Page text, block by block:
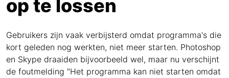
op te lossen
Gebruikers zijn vaak verbijsterd omdat programma's die
kort geleden nog werkten, niet meer starten. Photoshop
en Skype draaiden bijvoorbeeld wel, maar nu verschijnt
de foutmelding "Het programma kan niet starten omdat